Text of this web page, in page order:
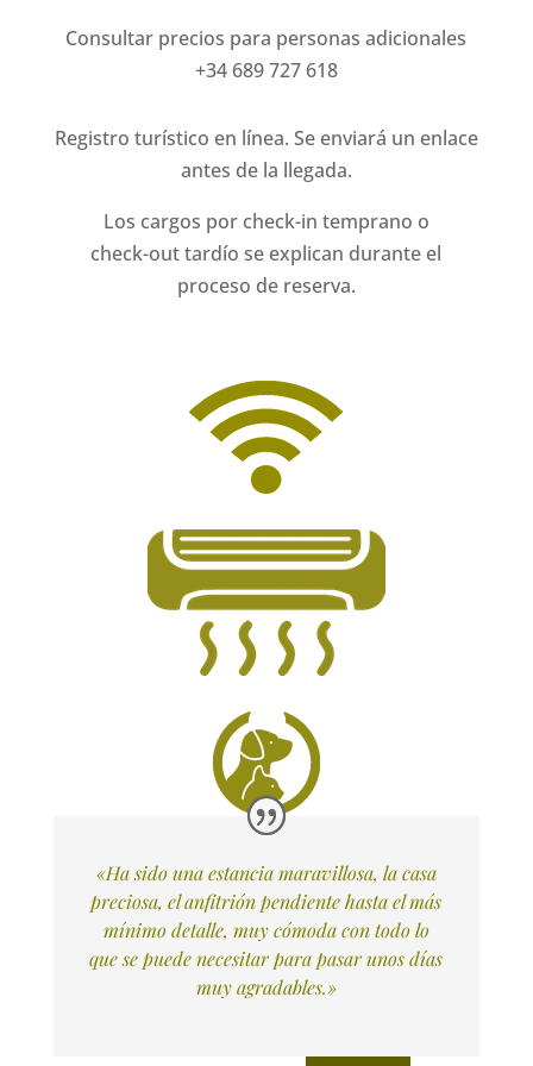
Consultar precios para personas adicionales
+34 689 727 618
Registro turístico en línea. Se enviará un enlace
antes de la llegada.
Los cargos por check-in temprano o
check-out tardío se explican durante el
proceso de reserva.
«Ha sido una estancia maravillosa, la casa
preciosa, el anfitrión pendiente hasta el más
mínimo detalle, muy cómoda con todo lo
que se puede necesitar para pasar unos días
muy agradables.»